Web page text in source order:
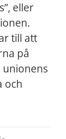
eller
till att
på
och